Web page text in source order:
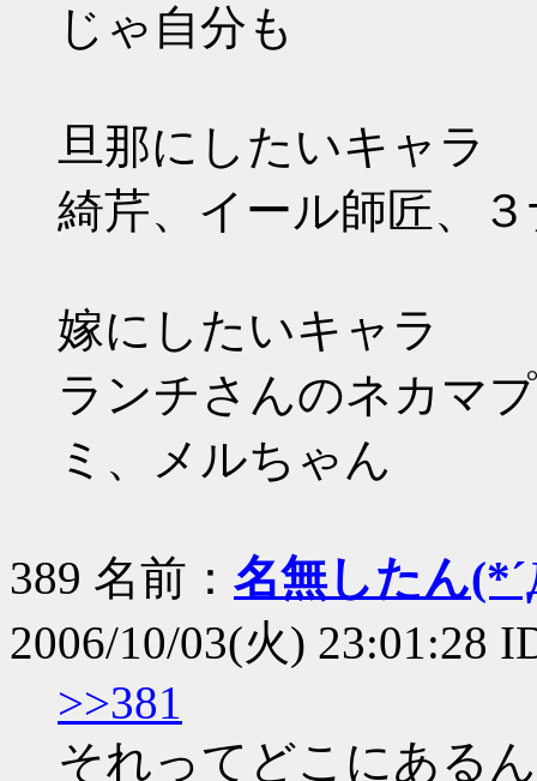
じゃ自分も
旦那にしたいキャラ
綺芹、イール師匠、
嫁にしたいキャラ
ランチさんのネカマ
ミ、メルちゃん
389 名前： 名無したん
2006/10/03(火) 23:01:28
>>381
それってどこにある